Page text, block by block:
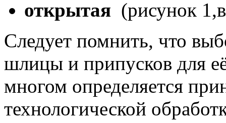
открытая (рисунок
Следует помнить, что
шлицы и припусков для
многом определяется
технологической